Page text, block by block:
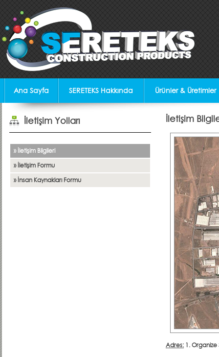
Ana Sayfa SERETEKS Hakkında Ürünler & Üretimler
İletişim Yolları
» İletişim Bilgileri
» İletişim Formu
» İnsan Kaynakları Formu
İletişim
Adres: 1. Organize